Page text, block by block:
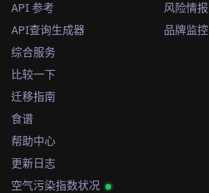
API 参考
API查询生成器
综合服务
比较一下
迁移指南
食谱
帮助中心
更新日志
空气污染指数状况
风险情报
品牌监控